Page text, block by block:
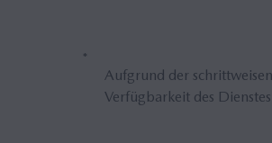
*
Aufgrund der
Verfügbarkeit des